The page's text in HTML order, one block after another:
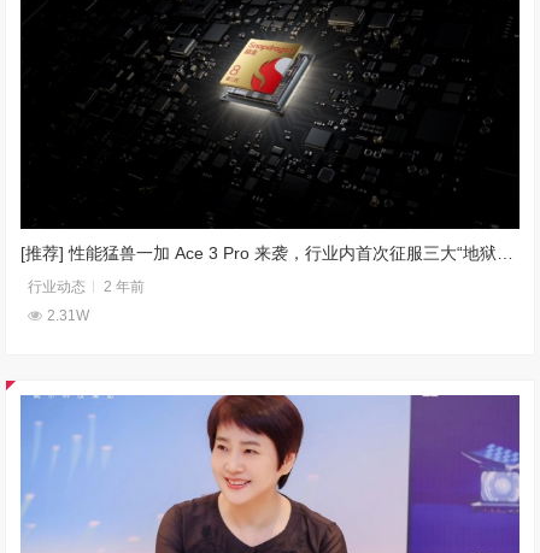
[推荐] 性能猛兽一加 Ace 3 Pro 来袭，行业内首次征服三大“地狱级”重载场景
行业动态
2 年前
2.31W